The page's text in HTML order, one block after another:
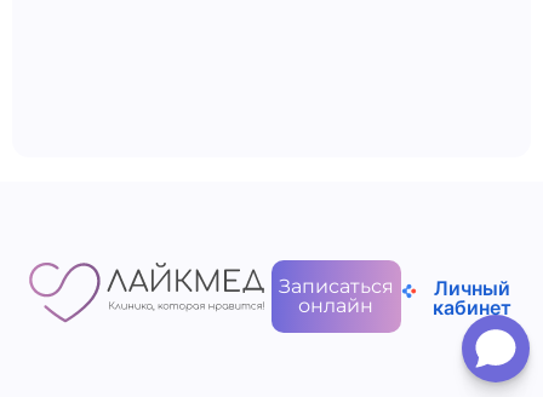
Записаться
онлайн
Личный
кабинет